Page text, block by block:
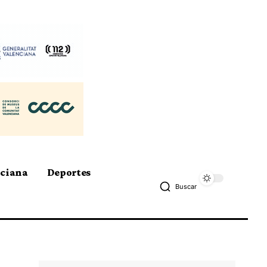
Deportes
Buscar